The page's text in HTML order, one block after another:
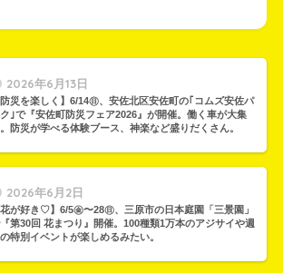
2026年6月13日
防災を楽しく】6/14㊐、安佐北区安佐町の｢コムズ安佐パ
｣で『安佐町防災フェア2026』が開催。働く車が大集
防災が学べる体験ブース、神楽など盛りだくさん。
2026年6月2日
花が好き♡】6/5㊎〜28㊐、三原市の日本庭園「三景園」
第30回 花まつり』開催。100種類1万本のアジサイや週
特別イベントが楽しめるみたい。